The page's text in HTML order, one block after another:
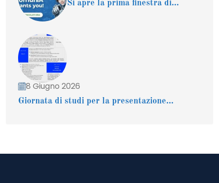
Si apre la prima finestra di...
8 Giugno 2026
Giornata di studi per la presentazione...